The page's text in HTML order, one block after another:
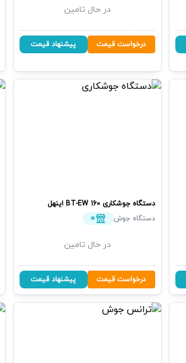
در حال تامین
درخواست قیمت پیشنهاد قیمت
دستگاه جوشکاری BT-EW 160 اینهل
دستگاه جوش
0
در حال تامین
درخواست قیمت پیشنهاد قیمت